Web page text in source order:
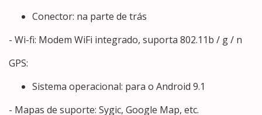
Conector: na parte de trás
- Wi-fi: Modem WiFi integrado, suporta 802.11b / g / n
GPS:
Sistema operacional: para o Android 9.1
- Mapas de suporte: Sygic, Google Map, etc.